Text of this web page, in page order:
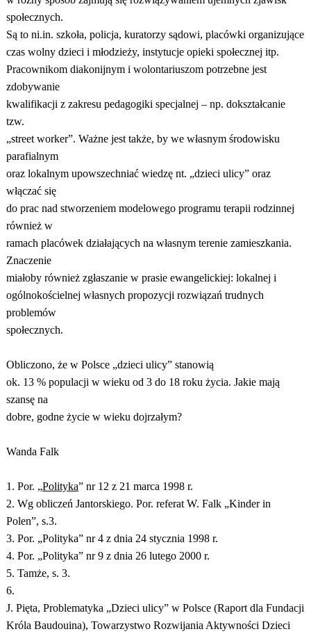
społecznych.
Są to ni.in. szkoła, policja, kuratorzy sądowi, placówki organizujące
czas wolny dzieci i młodzieży, instytucje opieki społecznej itp.
Pracownikom diakonijnym i wolontariuszom potrzebne jest
zdobywanie
kwalifikacji z zakresu pedagogiki specjalnej – np. dokształcanie
tzw.
„street worker”. Ważne jest także, by we własnym środowisku
parafialnym
oraz lokalnym upowszechniać wiedzę nt. „dzieci ulicy” oraz
włączać się
do prac nad stworzeniem modelowego programu terapii rodzinnej
również w
ramach placówek działających na własnym terenie zamieszkania.
Znaczenie
miałoby również zgłaszanie w prasie ewangelickiej: lokalnej i
ogólnokościelnej własnych propozycji rozwiązań trudnych
problemów
społecznych.
Obliczono, że w Polsce „dzieci ulicy” stanowią
ok. 13 % populacji w wieku od 3 do 18 roku życia. Jakie mają
szansę na
dobre, godne życie w wieku dojrzałym?
Wanda Falk
1. Por. „Polityka” nr 12 z 21 marca 1998 r.
2. Wg obliczeń Jantorskiego. Por. referat W. Falk „Kinder in
Polen”, s.3.
3. Por. „Polityka” nr 4 z dnia 24 stycznia 1998 r.
4. Por. „Polityka” nr 9 z dnia 26 lutego 2000 r.
5. Tamże, s. 3.
6.
J. Pięta, Problematyka „Dzieci ulicy” w Polsce (Raport dla Fundacji
Króla Baudouina), Towarzystwo Rozwijania Aktywności Dzieci